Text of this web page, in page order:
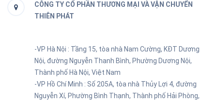
CÔNG TY CỔ PHẦN THƯƠNG MẠI VÀ VẬN CHUYỂN
THIÊN PHÁT
-VP Hà Nội : Tầng 15, tòa nhà Nam Cường, KĐT Dương
Nội, đường Nguyễn Thanh Bình, Phường Dương Nội,
Thành phố Hà Nội, Việt Nam
-VP Hồ Chí Minh : Số 205A, tòa nhà Thủy Lợi 4, đường
Nguyễn Xí, Phường Bình Thạnh, Thành phố Hải Phòng,